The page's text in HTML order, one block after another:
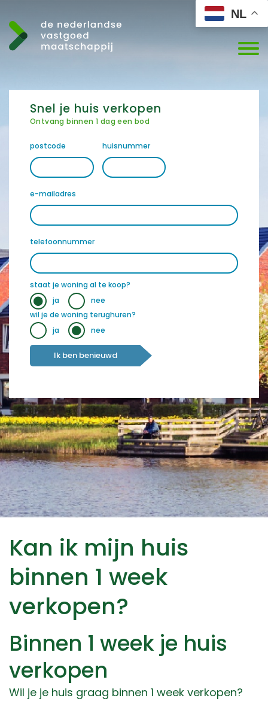
NL
Snel je huis verkopen
Ontvang binnen 1 dag een bod
postcode huisnummer
e-mailadres
telefoonnummer
staat je woning al te koop?
ja
nee
wil je de woning terughuren?
ja
nee
Ik ben benieuwd
Kan ik mijn huis
binnen 1 week
verkopen?
Binnen 1 week je huis
verkopen
Wil je je huis graag binnen 1 week verkopen?